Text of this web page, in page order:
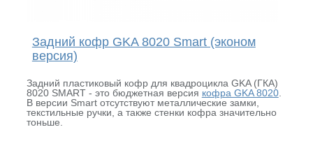
Задний кофр GKA 8020 Smart (эконом
версия)
Задний пластиковый кофр для квадроцикла GKA (ГКА)
8020 SMART - это бюджетная версия кофра GKA 8020.
В версии Smart отсутствуют металлические замки,
текстильные ручки, а также стенки кофра значительно
тоньше.